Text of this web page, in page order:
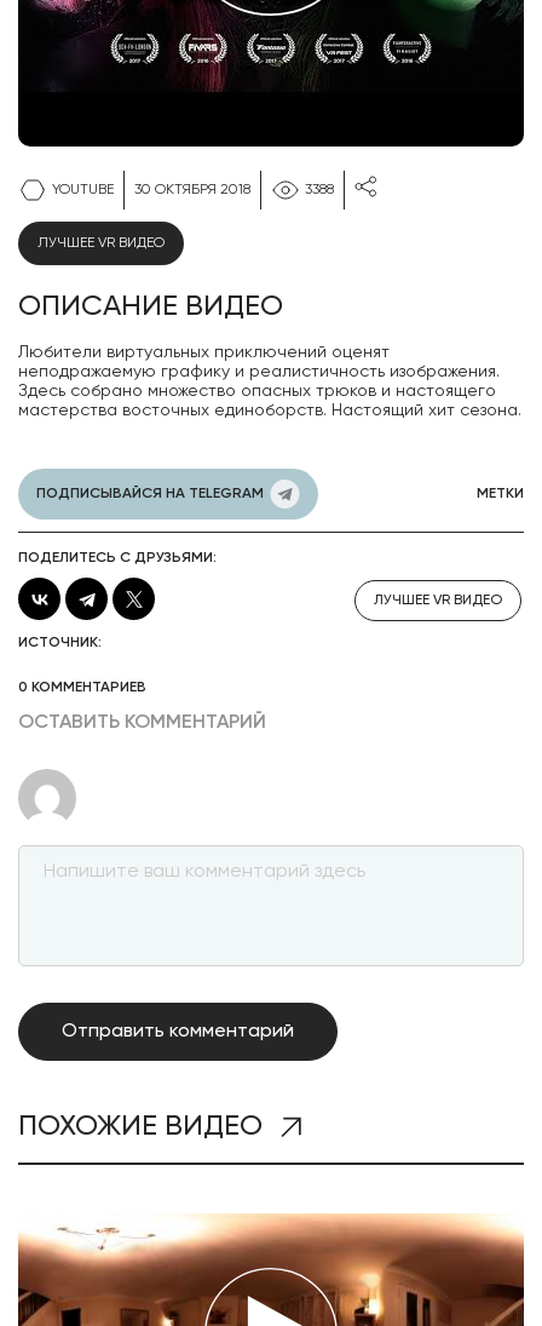
ЛУЧШЕЕ VR ВИДЕО
YOUTUBE 30 ОКТЯБРЯ 2018 3388
ОПИСАНИЕ ВИДЕО
Любители виртуальных приключений оценят
неподражаемую графику и реалистичность изображения.
Здесь собрано множество опасных трюков и настоящего
мастерства восточных единоборств. Настоящий хит сезона.
ПОДПИСЫВАЙСЯ НА TELEGRAM МЕТКИ
ПОДЕЛИТЕСЬ С ДРУЗЬЯМИ:
ЛУЧШЕЕ VR ВИДЕО
ИСТОЧНИК:
0 КОММЕНТАРИЕВ
ОСТАВИТЬ КОММЕНТАРИЙ
ПОХОЖИЕ ВИДЕО